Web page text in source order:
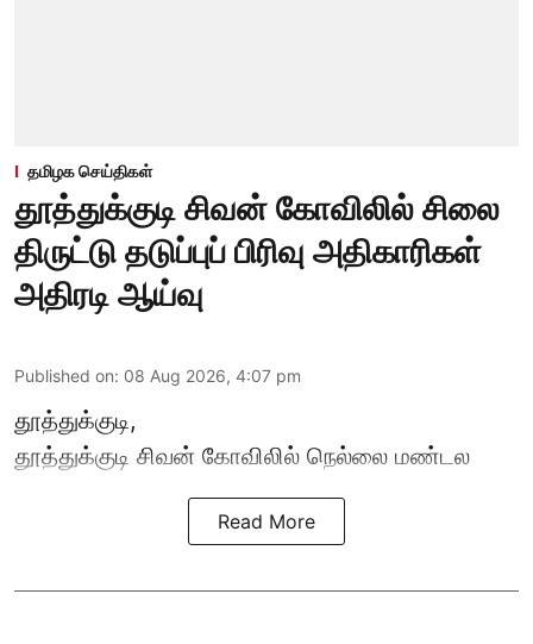
தமிழக செய்திகள்
தூத்துக்குடி சிவன் கோவிலில் சிலை
திருட்டு தடுப்புப் பிரிவு அதிகாரிகள்
அதிரடி ஆய்வு
Published on: 08 Aug 2026, 4:07 pm
தூத்துக்குடி,
தூத்துக்குடி சிவன் கோவிலில் நெல்லை மண்டல
Read More